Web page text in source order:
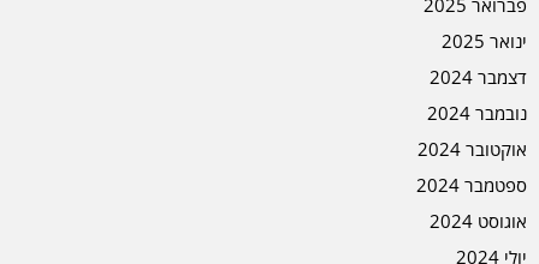
פברואר 2025
ינואר 2025
דצמבר 2024
נובמבר 2024
אוקטובר 2024
ספטמבר 2024
אוגוסט 2024
יולי 2024